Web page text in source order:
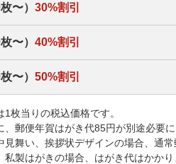
〜） 30%割引
〜） 40%割引
〜） 50%割引
枚当りの税込価格です。
郵便年賀はがき代85円が別途必要に
舞い、挨拶状デザインの場合、通常
製はがきの場合、はがき代はかかり